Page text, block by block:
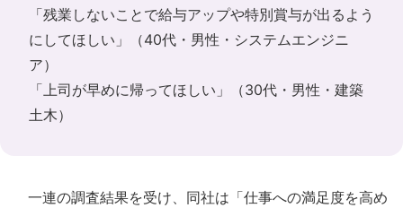
「残業しないことで給与アップや特別賞与が出るよう
にしてほしい」（40代・男性・システムエンジニ
ア）
「上司が早めに帰ってほしい」（30代・男性・建築
土木）
一連の調査結果を受け、同社は「仕事への満足度を高め